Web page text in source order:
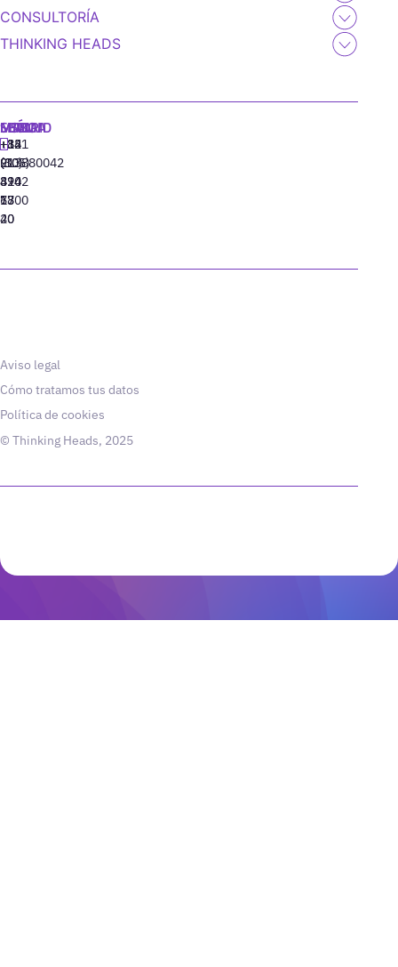
CONSULTORÍA
THINKING HEADS
MADRID
+34
91
310
77
40
MIAMI
+1
(305)
424
13
20
SEÚL
+82
(10)
8942
6800
LISBOA
‪+351
213880042
Aviso legal
Cómo tratamos tus datos
Política de cookies
© Thinking Heads, 2025